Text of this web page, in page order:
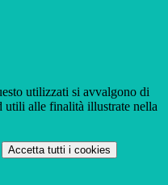
utilizzati si avvalgono di
utili alle finalità illustrate nella
Accetta tutti i cookies